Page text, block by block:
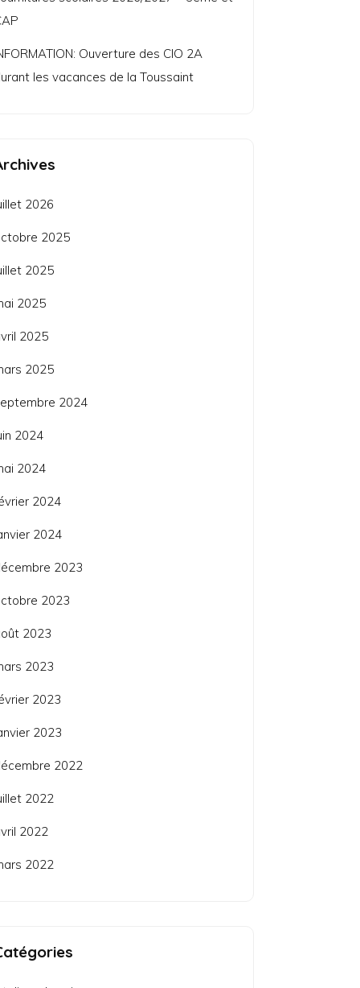
Ouverture des CIO 2A
les vacances de la Toussaint
2026
2025
2025
2025
2025
2025
2024
2024
2024
2024
2024
2023
2023
2023
2023
2023
2023
2022
2022
2022
2022